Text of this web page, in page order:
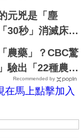
元兇是「塵
30秒」消滅床單
農藥」？CBC驚
驗出「22種農
賀爾蒙失調找上
Recommended by
在馬上點擊加入